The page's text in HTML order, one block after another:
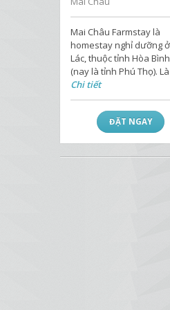
Mai Châu Farmstay là
homestay nghỉ dưỡng
Lác, thuộc tỉnh Hòa Bình
(nay là tỉnh Phú Thọ).
Chi tiết
ĐẶT NGAY